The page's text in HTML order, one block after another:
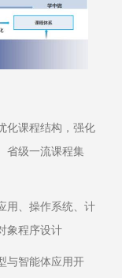
化课程结构，强化
省级一流课程集
用、操作系统、计
象程序设计
与智能体应用开